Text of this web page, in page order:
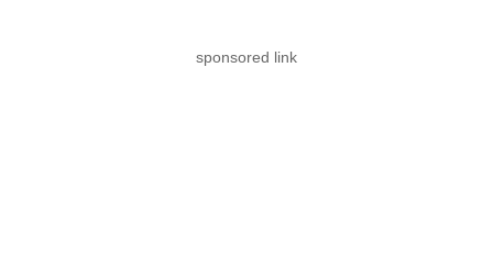
sponsored link